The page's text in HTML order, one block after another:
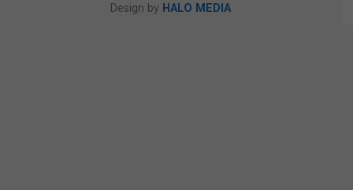
Design by HALO MEDIA